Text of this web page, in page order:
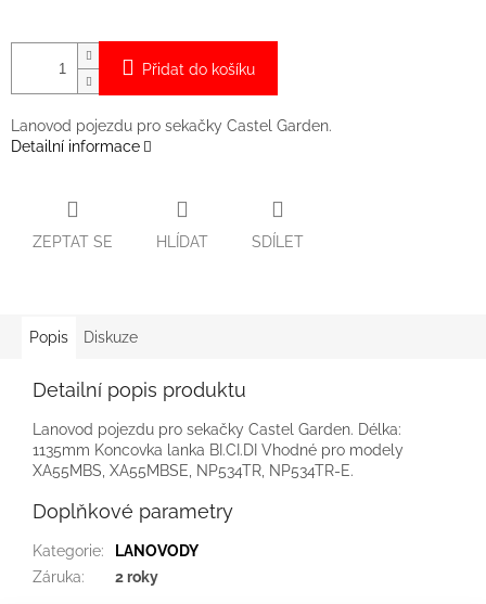
Přidat do košíku
Lanovod pojezdu pro sekačky Castel Garden.
Detailní informace
ZEPTAT SE HLÍDAT SDÍLET
Popis Diskuze
Detailní popis produktu
Lanovod pojezdu pro sekačky Castel Garden. Délka:
1135mm Koncovka lanka BI.CI.DI Vhodné pro modely
XA55MBS, XA55MBSE, NP534TR, NP534TR-E.
Doplňkové parametry
Kategorie:
LANOVODY
Záruka: 2 roky